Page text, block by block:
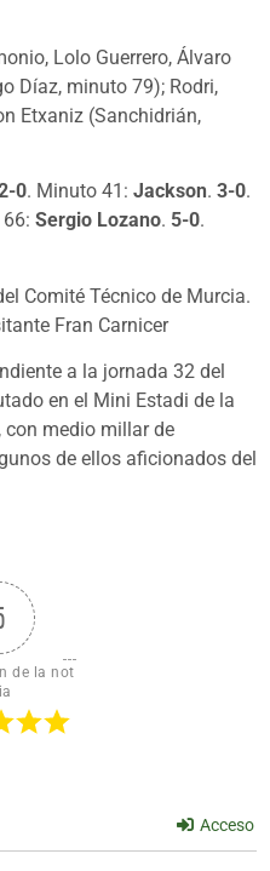
Lolo Guerrero, Álvaro
Díaz, minuto 79); Rodri,
Etxaniz (Sanchidrián,
0. Minuto 41: Jackson. 3-0.
Sergio Lozano. 5-0.
Comité Técnico de Murcia.
Fran Carnicer
a la jornada 32 del
en el Mini Estadi de la
con medio millar de
de ellos aficionados del
de la not
Acceso